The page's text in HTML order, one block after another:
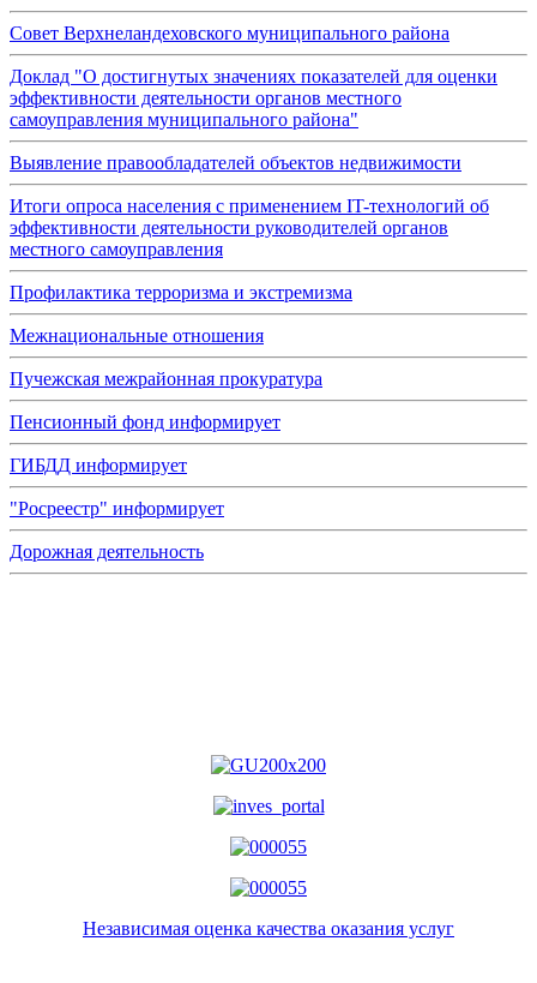
Совет Верхнеландеховского муниципального района
Доклад "О достигнутых значениях показателей для оценки
эффективности деятельности органов местного
самоуправления муниципального района"
Выявление правообладателей объектов недвижимости
Итоги опроса населения с применением IT-технологий об
эффективности деятельности руководителей органов
местного самоуправления
Профилактика терроризма и экстремизма
Межнациональные отношения
Пучежская межрайонная прокуратура
Пенсионный фонд информирует
ГИБДД информирует
"Росреестр" информирует
Дорожная деятельность
Независимая оценка качества оказания услуг